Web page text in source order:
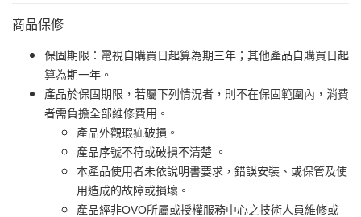
商品保修
保固期限：電視自購買日起算為期三年；其他產品自購買日起
算為期一年。
產品於保固期限，若屬下列情況者，則不在保固範圍內，消費
者需負擔全部維修費用。
產品外觀瑕疵破損。
產品序號不符或破損不清楚 。
本產品使用者未依說明書要求，錯誤安裝、或保管及使
用造成的故障或損壞。
產品經非OVO所屬或授權服務中心之技術人員維修或